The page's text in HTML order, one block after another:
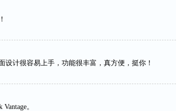
设计很容易上手，功能很丰富，真方便，挺你！
。